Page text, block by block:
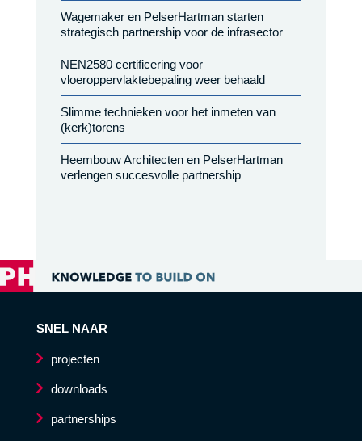
Wagemaker en PelserHartman starten
strategisch partnership voor de infrasector
NEN2580 certificering voor
vloeroppervlaktebepaling weer behaald
Slimme technieken voor het inmeten van
(kerk)torens
Heembouw Architecten en PelserHartman
verlengen succesvolle partnership
SNEL NAAR
projecten
downloads
partnerships